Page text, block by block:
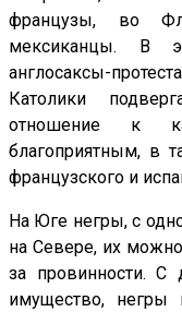
французы, во
мексиканцы. В
англосаксы-
Католики
отношение к
благоприятным, в
французского и
На Юге негры, с
на Севере, их
за провинности. С
имущество,